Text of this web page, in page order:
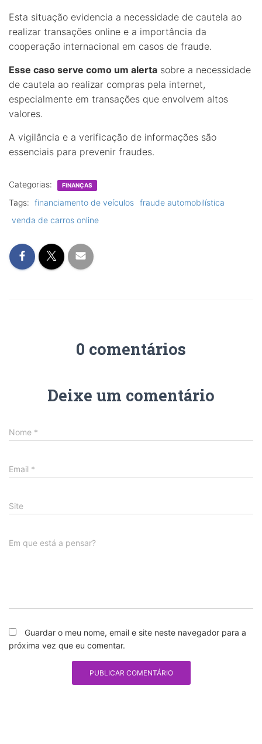
Esta situação evidencia a necessidade de cautela ao
realizar transações online e a importância da
cooperação internacional em casos de fraude.
Esse caso serve como um alerta sobre a necessidade
de cautela ao realizar compras pela internet,
especialmente em transações que envolvem altos
valores.
A vigilância e a verificação de informações são
essenciais para prevenir fraudes.
Categorias: FINANÇAS
Tags: financiamento de veículos fraude automobilística
venda de carros online
0 comentários
Deixe um comentário
Nome *
Email *
Site
Em que está a pensar?
Guardar o meu nome, email e site neste navegador para a
próxima vez que eu comentar.